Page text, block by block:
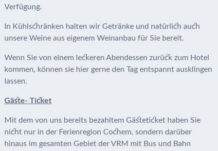
Verfügung.
In Kühlschränken halten wir Getränke und natürlich auch
unsere Weine aus eigenem Weinanbau für Sie bereit.
Wenn Sie von einem leckeren Abendessen zurück zum Hotel
kommen, können sie hier gerne den Tag entspannt ausklingen
lassen.
Gäste- Ticket
Mit dem von uns bereits bezahltem Gästeticket haben Sie
nicht nur in der Ferienregion Cochem, sondern darüber
hinaus im gesamten Gebiet der VRM mit Bus und Bahn